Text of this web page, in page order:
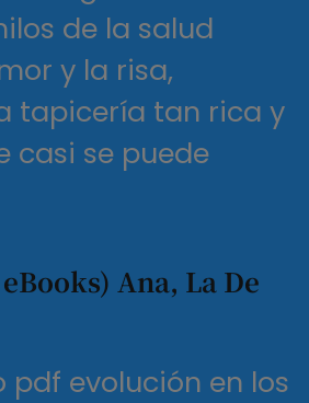
de la salud
y la risa,
tapicería tan rica y
casi se puede
Ana, La De
pdf evolución en los